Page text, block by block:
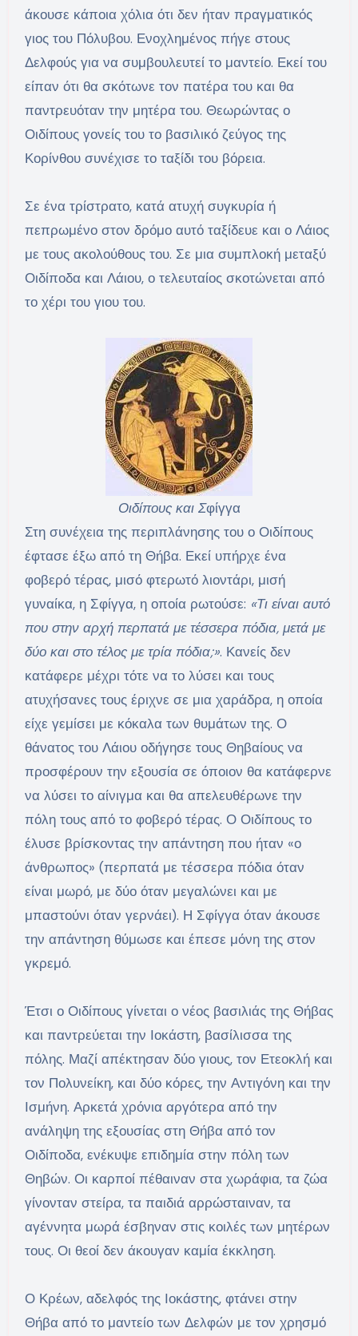
άκουσε κάποια χόλια ότι δεν ήταν πραγματικός
γιος του Πόλυβου. Ενοχλημένος πήγε στους
Δελφούς για να συμβουλευτεί το μαντείο. Εκεί του
είπαν ότι θα σκότωνε τον πατέρα του και θα
παντρευόταν την μητέρα του. Θεωρώντας ο
Οιδίπους γονείς του το βασιλικό ζεύγος της
Κορίνθου συνέχισε το ταξίδι του βόρεια.
Σε ένα τρίστρατο, κατά ατυχή συγκυρία ή
πεπρωμένο στον δρόμο αυτό ταξίδευε και ο Λάιος
με τους ακολούθους του. Σε μια συμπλοκή μεταξύ
Οιδίποδα και Λάιου, ο τελευταίος σκοτώνεται από
το χέρι του γιου του.
Οιδίπους και Σφίγγα
Στη συνέχεια της περιπλάνησης του ο Οιδίπους
έφτασε έξω από τη Θήβα. Εκεί υπήρχε ένα
φοβερό τέρας, μισό φτερωτό λιοντάρι, μισή
γυναίκα, η Σφίγγα, η οποία ρωτούσε: «Τι είναι αυτό
που στην αρχή περπατά με τέσσερα πόδια, μετά με
δύο και στο τέλος με τρία πόδια;». Κανείς δεν
κατάφερε μέχρι τότε να το λύσει και τους
ατυχήσανες τους έριχνε σε μια χαράδρα, η οποία
είχε γεμίσει με κόκαλα των θυμάτων της. Ο
θάνατος του Λάιου οδήγησε τους Θηβαίους να
προσφέρουν την εξουσία σε όποιον θα κατάφερνε
να λύσει το αίνιγμα και θα απελευθέρωνε την
πόλη τους από το φοβερό τέρας. Ο Οιδίπους το
έλυσε βρίσκοντας την απάντηση που ήταν «ο
άνθρωπος» (περπατά με τέσσερα πόδια όταν
είναι μωρό, με δύο όταν μεγαλώνει και με
μπαστούνι όταν γερνάει). Η Σφίγγα όταν άκουσε
την απάντηση θύμωσε και έπεσε μόνη της στον
γκρεμό.
Έτσι ο Οιδίπους γίνεται ο νέος βασιλιάς της Θήβας
και παντρεύεται την Ιοκάστη, βασίλισσα της
πόλης. Μαζί απέκτησαν δύο γιους, τον Ετεοκλή και
τον Πολυνείκη, και δύο κόρες, την Αντιγόνη και την
Ισμήνη. Αρκετά χρόνια αργότερα από την
ανάληψη της εξουσίας στη Θήβα από τον
Οιδίποδα, ενέκυψε επιδημία στην πόλη των
Θηβών. Οι καρποί πέθαιναν στα χωράφια, τα ζώα
γίνονταν στείρα, τα παιδιά αρρώσταιναν, τα
αγέννητα μωρά έσβηναν στις κοιλές των μητέρων
τους. Οι θεοί δεν άκουγαν καμία έκκληση.
Ο Κρέων, αδελφός της Ιοκάστης, φτάνει στην
Θήβα από το μαντείο των Δελφών με τον χρησμό